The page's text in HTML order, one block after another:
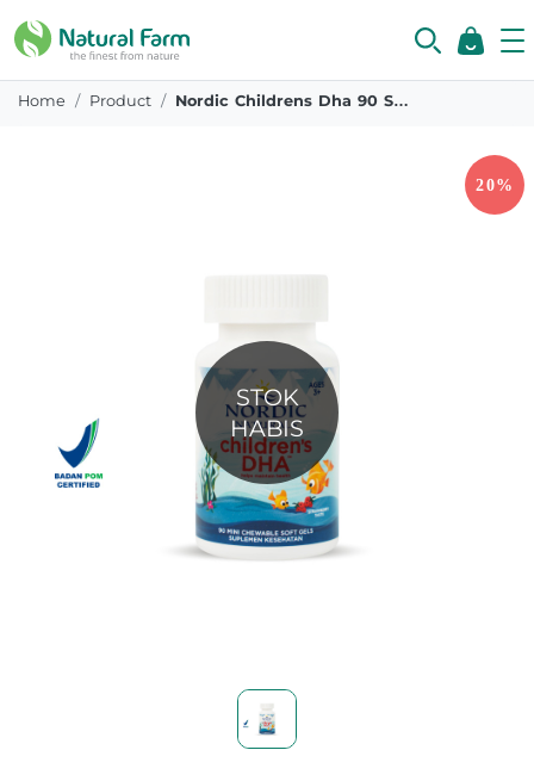
Home Product Nordic Childrens Dha 90 Softgels
STOK
HABIS